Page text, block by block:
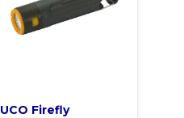
UCO Firefly